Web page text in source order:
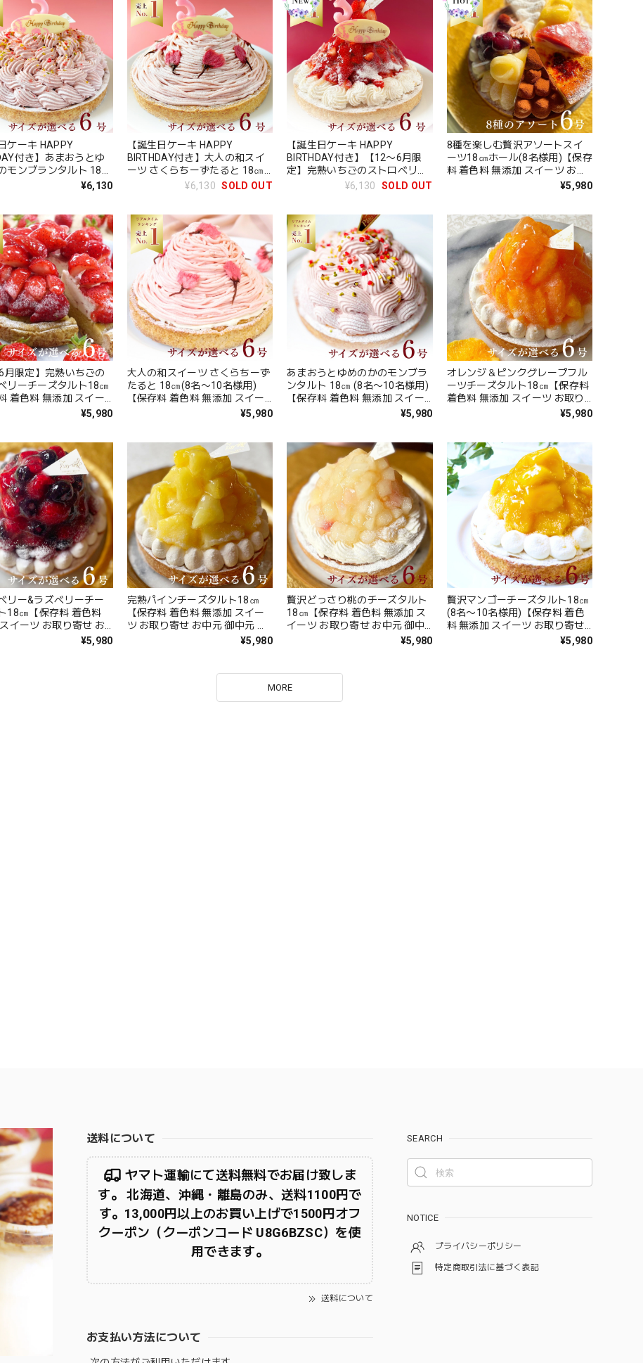
ケーキ HAPPY
付き】あまおうとゆ
モンブランタルト 18㎝
名様用)【保存料 着色
御中元 夏ギフト 送料無
¥6,130
【誕生日ケーキ HAPPY
BIRTHDAY付き】大人の和スイ
ーツ さくらちーずたると 18㎝
(8名〜10名様用)【保存料 着色
¥6,130 SOLD OUT
【誕生日ケーキ HAPPY
BIRTHDAY付き】【12〜6月限
定】完熟いちごのストロベリー
チーズタルト18㎝【保存料 着色
料】
¥6,130 SOLD OUT
8種を楽しむ贅沢アソートスイ
ーツ18㎝ホール(8名様用)【保存
料 着色料 無添加 スイーツ お取
り寄せ お中元 御中元 夏ギフト
¥5,980
6月限定】完熟いちごの
リーチーズタルト18㎝
着色料 無添加 スイー
り寄せ お中元 御中元 夏
¥5,980
大人の和スイーツ さくらちーず
たると 18㎝(8名〜10名様用)
【保存料 着色料 無添加 スイー
ツ お取り寄せ お中元 御中元 夏
¥5,980
あまおうとゆめのかのモンブラ
ンタルト 18㎝ (8名〜10名様用)
【保存料 着色料 無添加 スイー
ツ お取り寄せ お中元 御中元 夏
¥5,980
オレンジ＆ピンクグレープフル
ーツチーズタルト18㎝【保存料
着色料 無添加 スイーツ お取り
寄せ お中元 御中元 夏ギフト 送
¥5,980
リー&ラズベリーチー
18㎝【保存料 着色料
イーツ お取り寄せ お
中元 夏ギフト 送料無¥5,980
完熟パインチーズタルト18㎝
【保存料 着色料 無添加 スイー
ツ お取り寄せ お中元 御中元 夏
¥5,980
贅沢どっさり桃のチーズタルト
18㎝【保存料 着色料 無添加 ス
イーツ お取り寄せ お中元 御中
¥5,980
贅沢マンゴーチーズタルト18㎝
(8名〜10名様用)【保存料 着色
料 無添加 スイーツ お取り寄せ
お中元 御中元 夏ギフト 送料無
¥5,980
MORE
送料について
ヤマト運輸にて送料無料でお届け致しま
す。 北海道、沖縄・離島のみ、送料1100円で
す。13,000円以上のお買い上げで1500円オフ
クーポン（クーポンコード U8G6BZSC）を使
用できます。
送料について
お支払い方法について
SEARCH
NOTICE
プライバシーポリシー
特定商取引法に基づく表記